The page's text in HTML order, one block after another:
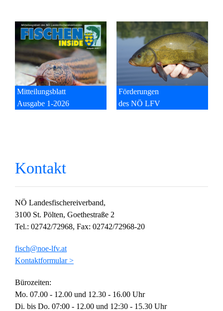
Mitteilungsblatt
Ausgabe 1-2026
Förderungen
des NÖ LFV
Kontakt
NÖ Landesfischereiverband,
3100 St. Pölten, Goethestraße 2
Tel.: 02742/72968, Fax: 02742/72968-20
fisch@noe-lfv.at
Kontaktformular >
Bürozeiten:
Mo. 07.00 - 12.00 und 12.30 - 16.00 Uhr
Di. bis Do. 07:00 - 12.00 und 12:30 - 15.30 Uhr